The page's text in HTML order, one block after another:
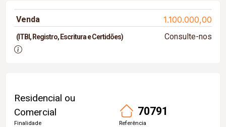
Venda 1.100.000,00
(ITBI, Registro, Escritura e Certidões) Consulte-nos
Residencial ou
Comercial
Finalidade
70791
Referência